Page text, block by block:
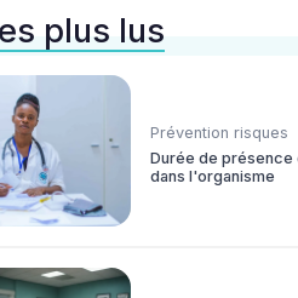
plus lus
Prévention risques
Durée de présence
dans l'organisme